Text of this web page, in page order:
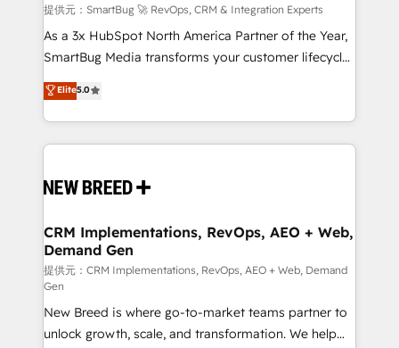
HubSpot導入・活用支援 顧客データの一元化から、
GTMの見える化・自動化まで。全Hub統合運用、デー
タ品質設計、グループ横断のCRM統合に対応します。
の一部をAIが自律実行する組織への移行を設計・実装。
Breeze・Claude等をHubSpotと連携させ、役割定義・
革を、構想から実装・定着までPMOとして主導。「設
の統合・浸透・変革管理を実行します。 ▸ CMS戦略設
計・構築：リード獲得・CVR・SEOを前提にした情報設
計・導線設計・テンプレート設計をContent Hubで一体
提供。 ▸ 既存CRM・MAからの移行支援：Salesforce・
Marketo・Pardot等からの移行、カスタム設計、履歴
データ移行と活用設計まで。 ▸ AEO対応：ChatGPT・
提供元：SmartBug 🚀 RevOps, CRM & Integration Experts
As a 3x HubSpot North America Partner of the Year,
SmartBug Media transforms your customer lifecycle
into a revenue engine. Our unified ecosystem
includes specialized divisions Globalia (AI &
Software) and Point Success Media (Paid Media),
making this the official home for all three brands. 🔄
and system integrations powered by Globalia’s
trainers to drive platform adoption. 📈 Revenue
Generation - Full-funnel marketing and high-
performance advertising via Point Success Media. -
Expert deployment of Breeze AI and custom agents
to automate growth. 🏆 Elite Excellence - 8 platform
accreditations and deep HIPAA-compliance
Elite5.0
CRM Implementations, RevOps, AEO + Web,
Demand Gen
提供元：CRM Implementations, RevOps, AEO + Web, Demand
Gen
New Breed is where go-to-market teams partner to
unlock growth, scale, and transformation. We help